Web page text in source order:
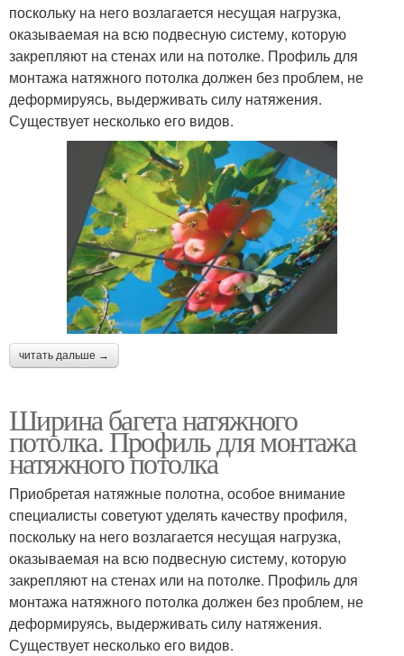
поскольку на него возлагается несущая нагрузка,
оказываемая на всю подвесную систему, которую
закрепляют на стенах или на потолке. Профиль для
монтажа натяжного потолка должен без проблем, не
деформируясь, выдерживать силу натяжения.
Существует несколько его видов.
читать дальше →
Ширина багета натяжного
потолка. Профиль для монтажа
натяжного потолка
Приобретая натяжные полотна, особое внимание
специалисты советуют уделять качеству профиля,
поскольку на него возлагается несущая нагрузка,
оказываемая на всю подвесную систему, которую
закрепляют на стенах или на потолке. Профиль для
монтажа натяжного потолка должен без проблем, не
деформируясь, выдерживать силу натяжения.
Существует несколько его видов.